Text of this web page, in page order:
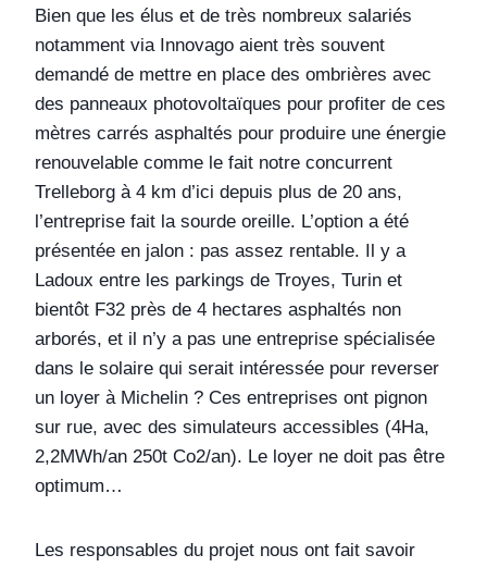
Bien que les élus et de très nombreux salariés
notamment via Innovago aient très souvent
demandé de mettre en place des ombrières avec
des panneaux photovoltaïques pour profiter de ces
mètres carrés asphaltés pour produire une énergie
renouvelable comme le fait notre concurrent
Trelleborg à 4 km d’ici depuis plus de 20 ans,
l’entreprise fait la sourde oreille. L’option a été
présentée en jalon : pas assez rentable. Il y a
Ladoux entre les parkings de Troyes, Turin et
bientôt F32 près de 4 hectares asphaltés non
arborés, et il n’y a pas une entreprise spécialisée
dans le solaire qui serait intéressée pour reverser
un loyer à Michelin ? Ces entreprises ont pignon
sur rue, avec des simulateurs accessibles (4Ha,
2,2MWh/an 250t Co2/an). Le loyer ne doit pas être
optimum…
Les responsables du projet nous ont fait savoir